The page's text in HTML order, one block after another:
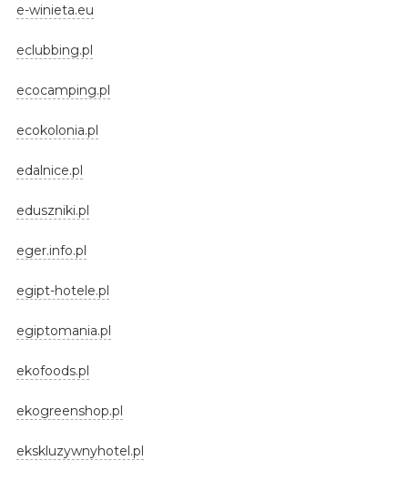
e-winieta.eu
eclubbing.pl
ecocamping.pl
ecokolonia.pl
edalnice.pl
eduszniki.pl
eger.info.pl
egipt-hotele.pl
egiptomania.pl
ekofoods.pl
ekogreenshop.pl
ekskluzywnyhotel.pl